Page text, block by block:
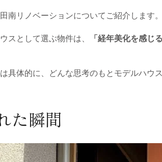
南リノベーションについてご紹介します。
スとして選ぶ物件は、
「経年美化を感じ
具体的に、どんな思考のもとモデルハ
た瞬間